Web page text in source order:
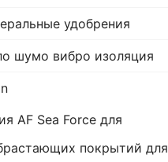
удобрения
шумо вибро изоляция
AF Sea Force для
покрытий для